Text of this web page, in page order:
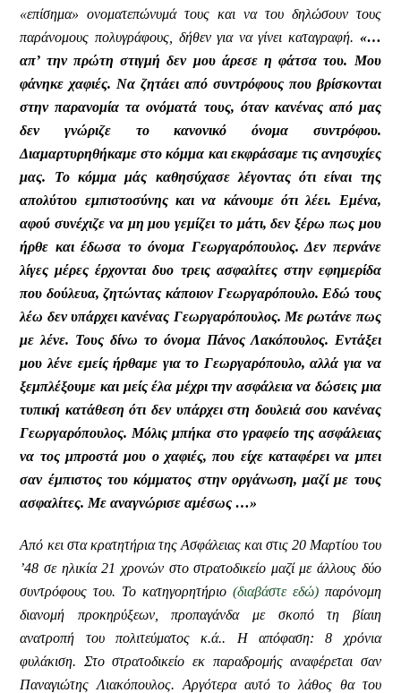
«επίσημα» ονοματεπώνυμά τους και να του δηλώσουν τους
παράνομους πολυγράφους, δήθεν για να γίνει καταγραφή. «…
απ’ την πρώτη στιγμή δεν μου άρεσε η φάτσα του. Μου
φάνηκε χαφιές. Να ζητάει από συντρόφους που βρίσκονται
στην παρανομία τα ονόματά τους, όταν κανένας από μας
δεν γνώριζε το κανονικό όνομα συντρόφου.
Διαμαρτυρηθήκαμε στο κόμμα και εκφράσαμε τις ανησυχίες
μας. Το κόμμα μάς καθησύχασε λέγοντας ότι είναι της
απολύτου εμπιστοσύνης και να κάνουμε ότι λέει. Εμένα,
αφού συνέχιζε να μη μου γεμίζει το μάτι, δεν ξέρω πως μου
ήρθε και έδωσα το όνομα Γεωργαρόπουλος. Δεν περνάνε
λίγες μέρες έρχονται δυο τρεις ασφαλίτες στην εφημερίδα
που δούλευα, ζητώντας κάποιον Γεωργαρόπουλο. Εδώ τους
λέω δεν υπάρχει κανένας Γεωργαρόπουλος. Με ρωτάνε πως
με λένε. Τους δίνω το όνομα Πάνος Λακόπουλος. Εντάξει
μου λένε εμείς ήρθαμε για το Γεωργαρόπουλο, αλλά για να
ξεμπλέξουμε και μείς έλα μέχρι την ασφάλεια να δώσεις μια
τυπική κατάθεση ότι δεν υπάρχει στη δουλειά σου κανένας
Γεωργαρόπουλος. Μόλις μπήκα στο γραφείο της ασφάλειας
να τος μπροστά μου ο χαφιές, που είχε καταφέρει να μπει
σαν έμπιστος του κόμματος στην οργάνωση, μαζί με τους
ασφαλίτες. Με αναγνώρισε αμέσως …»
Από κει στα κρατητήρια της Ασφάλειας και στις 20 Μαρτίου του
’48 σε ηλικία 21 χρονών στο στρατοδικείο μαζί με άλλους δύο
συντρόφους του. Το κατηγορητήριο (διαβάστε εδώ)παρόνομη
διανομή προκηρύξεων, προπαγάνδα με σκοπό τη βίαιη
ανατροπή του πολιτεύματος κ.ά.. Η απόφαση: 8 χρόνια
φυλάκιση. Στο στρατοδικείο εκ παραδρομής αναφέρεται σαν
Παναγιώτης Λιακόπουλος. Αργότερα αυτό το λάθος θα του